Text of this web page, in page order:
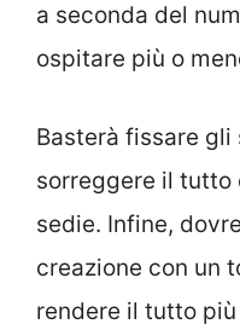
a seconda del
ospitare più o
Basterà fissare
sorreggere il tutto
sedie. Infine,
creazione con un
rendere il tutto